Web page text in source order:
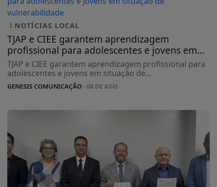
NOTÍCIAS LOCAL
TJAP e CIEE garantem aprendizagem
profissional para adolescentes e jovens em...
TJAP e CIEE garantem aprendizagem profissional para
adolescentes e jovens em situação de...
GENESIS COMUNICAÇÃO- 08 DE AGO